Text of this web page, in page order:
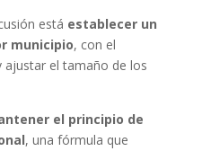
está establecer un
municipio, con el
el tamaño de los
el principio de
, una fórmula que